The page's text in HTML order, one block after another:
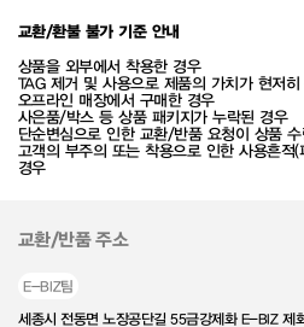
교환/환불 불가 기준 안내
상품을 외부에서 착용한 경우
TAG 제거 및 사용으로 제품의 가치가 현저
오프라인 매장에서 구매한 경우
사은품/박스 등 상품 패키지가 누락된 경우
단순변심으로 인한 교환/반품 요청이 상품
고객의 부주의 또는 착용으로 인한 사용흔적
경우
교환/반품 주소
E-BIZ팀
세종시 전동면 노장공단길 55금강제화 E-BIZ 제